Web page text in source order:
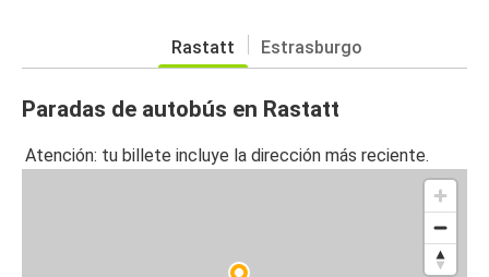
Rastatt Estrasburgo
Paradas de autobús en Rastatt
Atención: tu billete incluye la dirección más reciente.